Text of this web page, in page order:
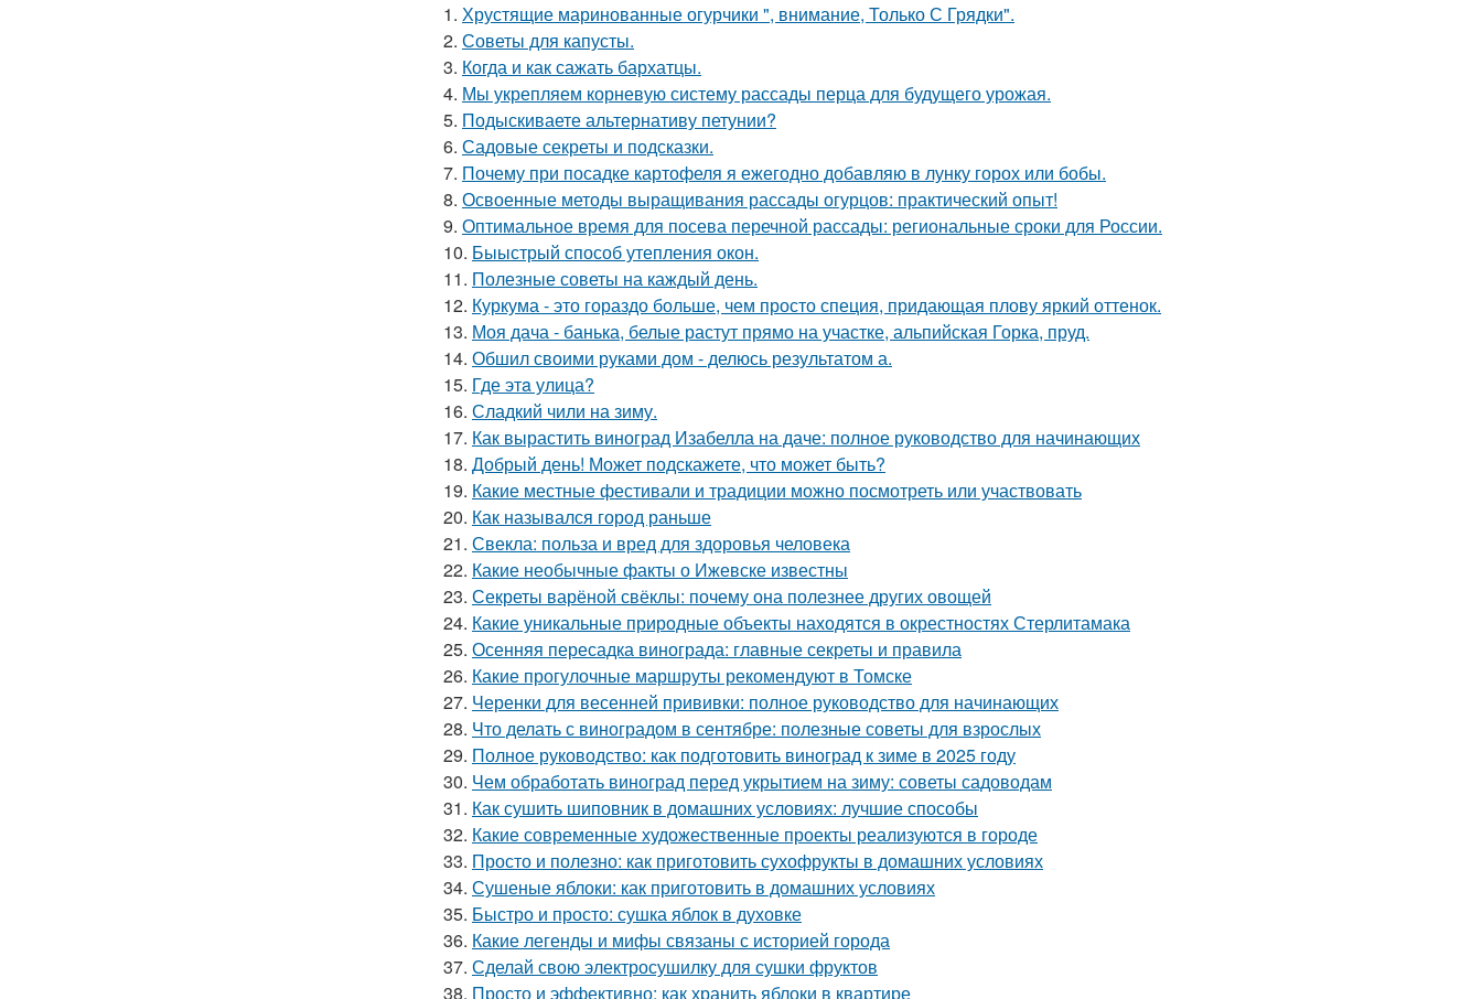
1. Хрустящие маринованные огурчики ", внимание, Только С Грядки".
2. Советы для капусты.
3. Когда и как сажать бархатцы.
4. Мы укрепляем корневую систему рассады перца для будущего урожая.
5. Подыскиваете альтернативу петунии?
6. Садовые секреты и подсказки.
7. Почему при посадке картофеля я ежегодно добавляю в лунку горох или бобы.
8. Освоенные методы выращивания рассады огурцов: практический опыт!
9. Оптимальное время для посева перечной рассады: региональные сроки для России.
10. Быыстрый способ утепления окон.
11. Полезные советы на каждый день.
12. Куркума - это гораздо больше, чем просто специя, придающая плову яркий оттенок.
13. Моя дача - банька, белые растут прямо на участке, альпийская Горка, пруд.
14. Обшил своими руками дом - делюсь результатом а.
15. Где этa улица?
16. Сладкий чили на зиму.
17. Как вырастить виноград Изабелла на даче: полное руководство для начинающих
18. Добрый день! Может подскажете, что может быть?
19. Какие местные фестивали и традиции можно посмотреть или участвовать
20. Как назывался город раньше
21. Свекла: польза и вред для здоровья человека
22. Какие необычные факты о Ижевске известны
23. Секреты варёной свёклы: почему она полезнее других овощей
24. Какие уникальные природные объекты находятся в окрестностях Стерлитамака
25. Осенняя пересадка винограда: главные секреты и правила
26. Какие прогулочные маршруты рекомендуют в Томске
27. Черенки для весенней прививки: полное руководство для начинающих
28. Что делать с виноградом в сентябре: полезные советы для взрослых
29. Полное руководство: как подготовить виноград к зиме в 2025 году
30. Чем обработать виноград перед укрытием на зиму: советы садоводам
31. Как сушить шиповник в домашних условиях: лучшие способы
32. Какие современные художественные проекты реализуются в городе
33. Просто и полезно: как приготовить сухофрукты в домашних условиях
34. Сушеные яблоки: как приготовить в домашних условиях
35. Быстро и просто: сушка яблок в духовке
36. Какие легенды и мифы связаны с историей города
37. Сделай свою электросушилку для сушки фруктов
38. Просто и эффективно: как хранить яблоки в квартире